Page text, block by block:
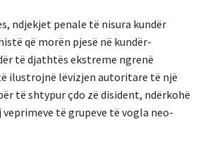
ndjekjet penale të nisura kundër
që morën pjesë në kundër-
të djathtës ekstreme ngrenë
ilustrojnë lëvizjen autoritare të një
të shtypur çdo zë disident, ndërkohë
veprimeve të grupeve të vogla neo-